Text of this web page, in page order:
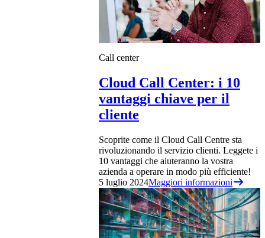
Call center
Cloud Call Center: i 10
vantaggi chiave per il
cliente
Scoprite come il Cloud Call Centre sta
rivoluzionando il servizio clienti. Leggete i
10 vantaggi che aiuteranno la vostra
azienda a operare in modo più efficiente!
5 luglio 2024Maggiori informazioni